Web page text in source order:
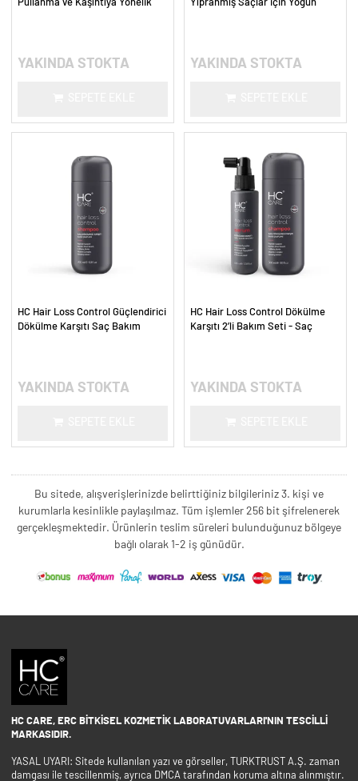
Pullanma ve Kaşıntıya Yönelik
YAKINDA STOKTA
Yıpranmış Saçlar için Yoğun
YAKINDA STOKTA
HC Hair Loss Control Güçlendirici
Dökülme Karşıtı Saç Bakım
YAKINDA STOKTA
HC Hair Loss Control Dökülme
Karşıtı 2’li Bakım Seti - Saç
YAKINDA STOKTA
Bu sitede, alışverişlerinizde belirttiğiniz bilgileriniz 3. kişi ve
kurumlarla kesinlikle paylaşılmaz. Tüm işlemler 256 bit şifrelenerek
gerçekleşmektedir. Ürünlerin teslim süreleri bulunduğunuz bölgeye
bağlı olarak 1-2 iş günüdür.
HC CARE, ERC BITKISEL KOZMETIK LABORATUVARLARI'NIN TESCILLI
MARKASIDIR.
YASAL UYARI: Sitede kullanılan yazı ve görseller, TURKTRUST A.Ş. zaman
damgası ile tescillenmiş, ayrıca DMCA tarafından koruma altına alınmıştır.